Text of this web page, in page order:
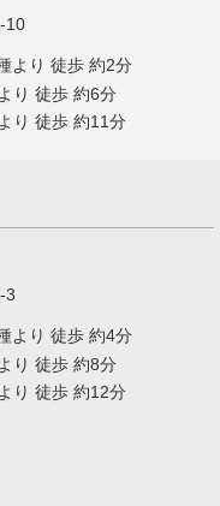
10
より 徒歩 約2分
り 徒歩 約6分
り 徒歩 約11分
3
より 徒歩 約4分
り 徒歩 約8分
り 徒歩 約12分